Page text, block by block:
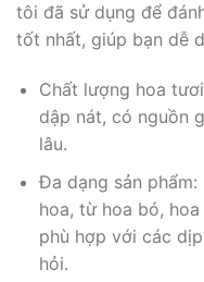
tôi đã sử dụng để
tốt nhất, giúp bạn dễ
Chất lượng hoa
dập nát, có nguồn
lâu.
Đa dạng sản phẩm:
hoa, từ hoa bó,
phù hợp với các
hỏi.